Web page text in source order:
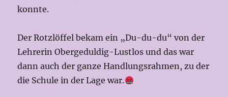
konnte.
Der Rotzlöffel bekam ein „Du-du-du“ von der
Lehrerin Obergeduldig-Lustlos und das war
dann auch der ganze Handlungsrahmen, zu der
die Schule in der Lage war.